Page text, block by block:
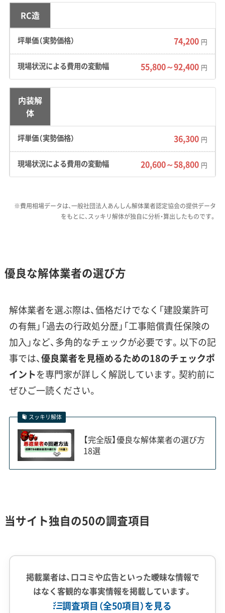
辺の中心市街地、そして海を隔てた離島（大島・
地島）まで、全く特性の異なるエリアが混在して
います。
道路事情：中山間部や旧宿場町（赤間宿など）の
面影が残るエリアでは、重機の搬入が難しい狭
い道が多く見られます。特に離島では、軽自動車
がやっと通れるような路地や階段のある集落も
あり、工事車両が全く入れない場所も少なくあ
りません。
費用への影響：重機が入れない現場では、人の手
工事では重機や廃棄物を運ぶための台船（チャ
宗像市、特に離島や中山間部のご相
談でよくあるのが、見積もりの内訳
が不明瞭なケースです。「運搬費一
式」とだけ書かれている場合は要注
意です。台船のチャーター代や、狭
い道での手作業にかかる人件費が
具体的に記載されているか。そこを
しっかり説明してくれる業者こそ、
信頼できるパートナーといえるで
しょう。
殊な制約
ない重機や廃棄物の輸送費と、世界遺産関連の
法規制という二重の課題をクリアする必要が
RC造
74,200 円
55,800～92,400 円
内装解
体
36,300 円
20,600～58,800 円
※費用相場データは、一般社団法人あんしん解体業者認定協会の提供データ
をもとに、スッキリ解体が独自に分析・算出したものです。
優良な解体業者の選び方
解体業者を選ぶ際は、価格だけでなく「建設業許可
の有無」「過去の行政処分歴」「工事賠償責任保険の
加入」など、多角的なチェックが必要です。以下の記
事では、優良業者を見極めるための18のチェックポ
イントを専門家が詳しく解説しています。契約前に
ぜひご一読ください。
スッキリ解体
【完全版】優良な解体業者の選び方
18選
当サイト独自の50の調査項目
掲載業者は、口コミや広告といった曖昧な情報で
はなく客観的な事実情報を掲載しています。
調査項目（全50項目）を見る